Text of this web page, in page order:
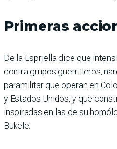
Primeras
De la Espriella dice que
contra grupos guerrilleros,
paramilitar que operan en
y Estados Unidos, y que
inspiradas en las de su
Bukele.